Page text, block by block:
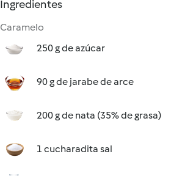
Ingredientes
Caramelo
250 g de azúcar
90 g de jarabe de arce
200 g de nata (35% de grasa)
1 cucharadita sal